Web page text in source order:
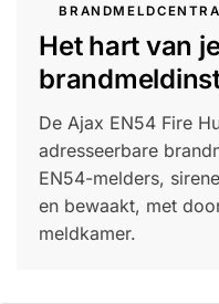
samenstellen
Het hart van
De Ajax EN54 Fire
adresseerbare
EN54-melders,
en bewaakt, met
meldkamer.